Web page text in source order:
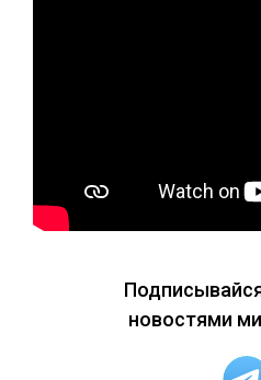
новостями